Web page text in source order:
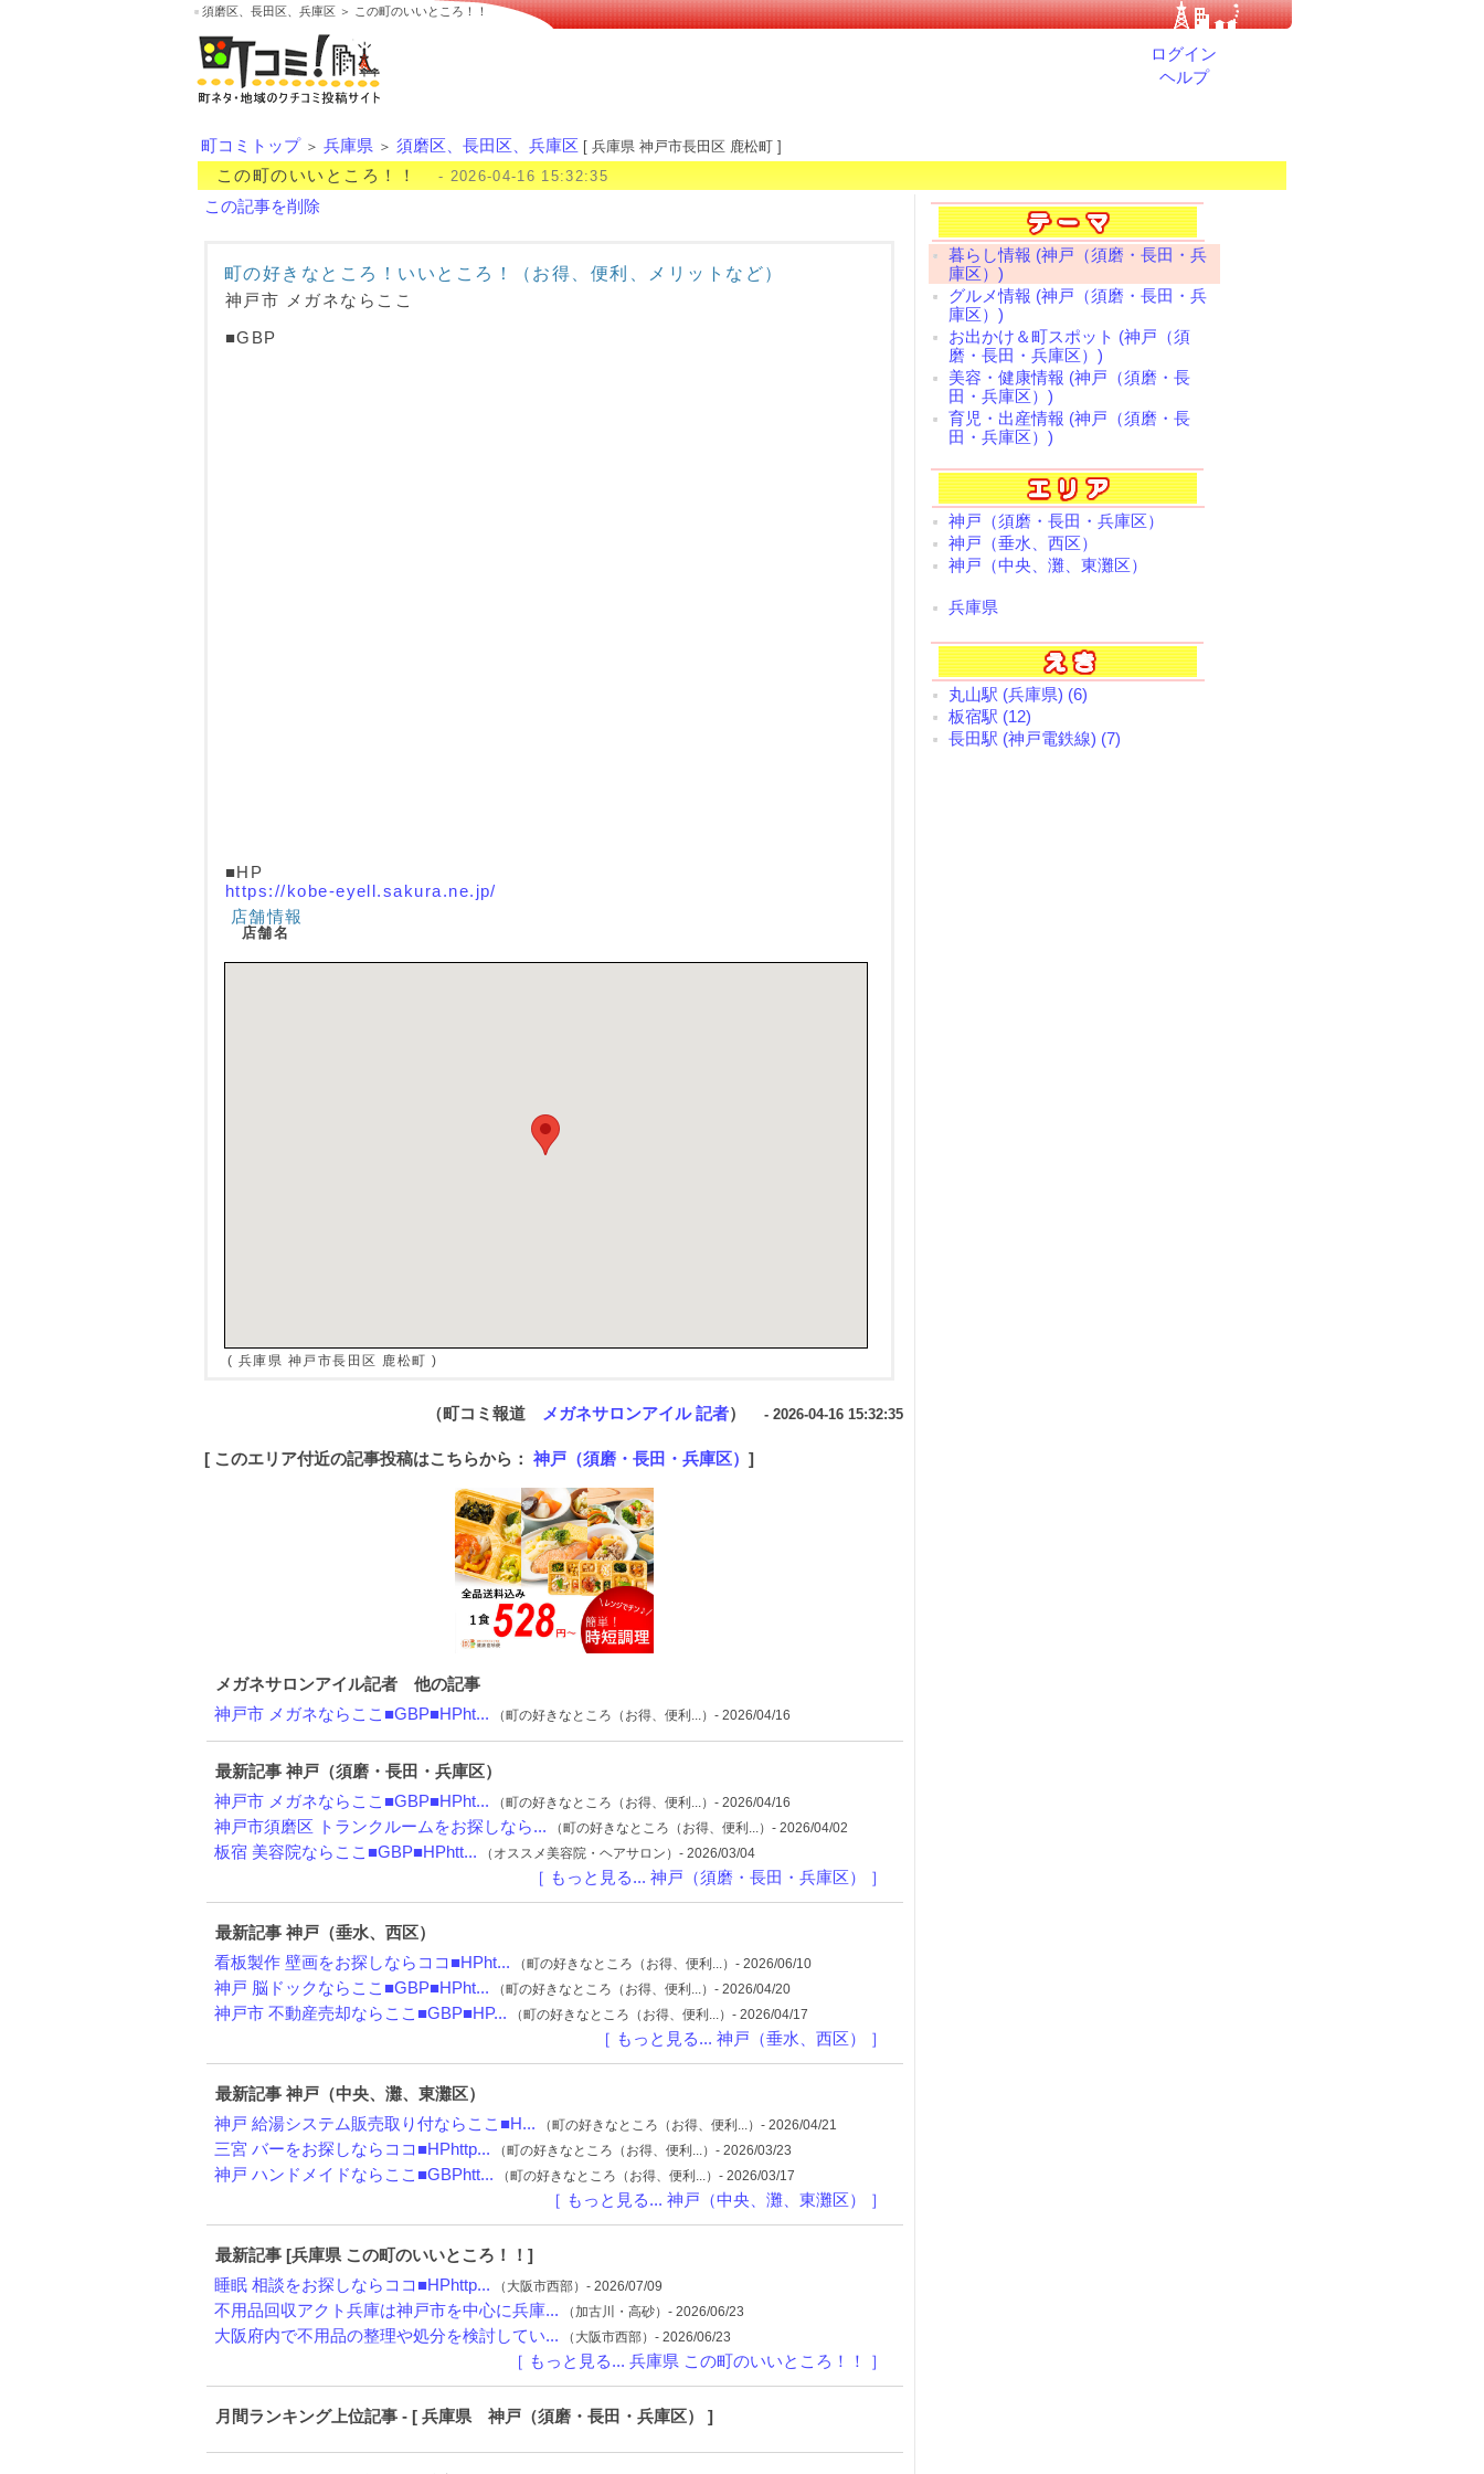
須磨区、長田区、兵庫区 ＞ この町のいいところ！！
ログイン
ヘルプ
町コミトップ ＞ 兵庫県 ＞ 須磨区、長田区、兵庫区 [ 兵庫県 神戸市長田区 鹿松町 ]
この町のいいところ！！ - 2026-04-16 15:32:35
この記事を削除
町の好きなところ！いいところ！（お得、便利、メリットなど）
神戸市 メガネならここ
■GBP
■HP
https://kobe-eyell.sakura.ne.jp/
店舗情報
店舗名
( 兵庫県 神戸市長田区 鹿松町 )
（町コミ報道 メガネサロンアイル 記者） - 2026-04-16 15:32:35
[ このエリア付近の記事投稿はこちらから： 神戸（須磨・長田・兵庫区） ]
メガネサロンアイル記者 他の記事
神戸市 メガネならここ■GBP■HPht... （町の好きなところ（お得、便利...）- 2026/04/16
最新記事 神戸（須磨・長田・兵庫区）
神戸市 メガネならここ■GBP■HPht... （町の好きなところ（お得、便利...）- 2026/04/16
神戸市須磨区 トランクルームをお探しなら... （町の好きなところ（お得、便利...）- 2026/04/02
板宿 美容院ならここ■GBP■HPhtt... （オススメ美容院・ヘアサロン）- 2026/03/04
［ もっと見る... 神戸（須磨・長田・兵庫区） ］
最新記事 神戸（垂水、西区）
看板製作 壁画をお探しならココ■HPht... （町の好きなところ（お得、便利...）- 2026/06/10
神戸 脳ドックならここ■GBP■HPht... （町の好きなところ（お得、便利...）- 2026/04/20
神戸市 不動産売却ならここ■GBP■HP... （町の好きなところ（お得、便利...）- 2026/04/17
［ もっと見る... 神戸（垂水、西区） ］
最新記事 神戸（中央、灘、東灘区）
神戸 給湯システム販売取り付ならここ■H... （町の好きなところ（お得、便利...）- 2026/04/21
三宮 バーをお探しならココ■HPhttp... （町の好きなところ（お得、便利...）- 2026/03/23
神戸 ハンドメイドならここ■GBPhtt... （町の好きなところ（お得、便利...）- 2026/03/17
［ もっと見る... 神戸（中央、灘、東灘区） ］
最新記事 [兵庫県 この町のいいところ！！]
睡眠 相談をお探しならココ■HPhttp... （大阪市西部）- 2026/07/09
不用品回収アクト兵庫は神戸市を中心に兵庫... （加古川・高砂）- 2026/06/23
大阪府内で不用品の整理や処分を検討してい... （大阪市西部）- 2026/06/23
［ もっと見る... 兵庫県 この町のいいところ！！ ］
月間ランキング上位記事 - [ 兵庫県 神戸（須磨・長田・兵庫区） ]
暮らし情報 (神戸（須磨・長田・兵
庫区）)
グルメ情報 (神戸（須磨・長田・兵
庫区）)
お出かけ＆町スポット (神戸（須
磨・長田・兵庫区）)
美容・健康情報 (神戸（須磨・長
田・兵庫区）)
育児・出産情報 (神戸（須磨・長
田・兵庫区）)
神戸（須磨・長田・兵庫区）
神戸（垂水、西区）
神戸（中央、灘、東灘区）
兵庫県
丸山駅 (兵庫県) (6)
板宿駅 (12)
長田駅 (神戸電鉄線) (7)